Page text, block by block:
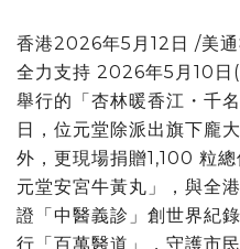
香港2026年5月12日 /美
全力支持 2026年5月10日
舉行的「杏林暖香江・千
日，位元堂除派出旗下龐
外，更現場捐贈1,100 粒
元堂安宮牛黃丸」，與全
證「中醫義診」創世界紀
行「百萬醫道」，守護市民